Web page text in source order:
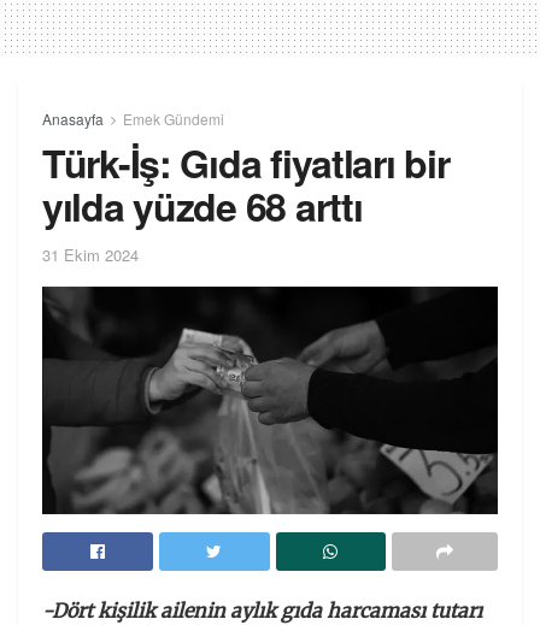
Anasayfa Emek Gündemi
Türk-İş: Gıda fiyatları bir
yılda yüzde 68 arttı
31 Ekim 2024
-Dört kişilik ailenin aylık gıda harcaması tutarı